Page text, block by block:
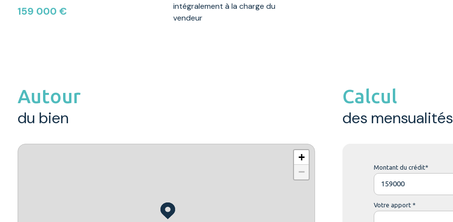
159 000 €
intégralement à la charge du
vendeur
Autour
du bien
+
−
Calcul
des mensualités
Montant du crédit*
Votre apport *